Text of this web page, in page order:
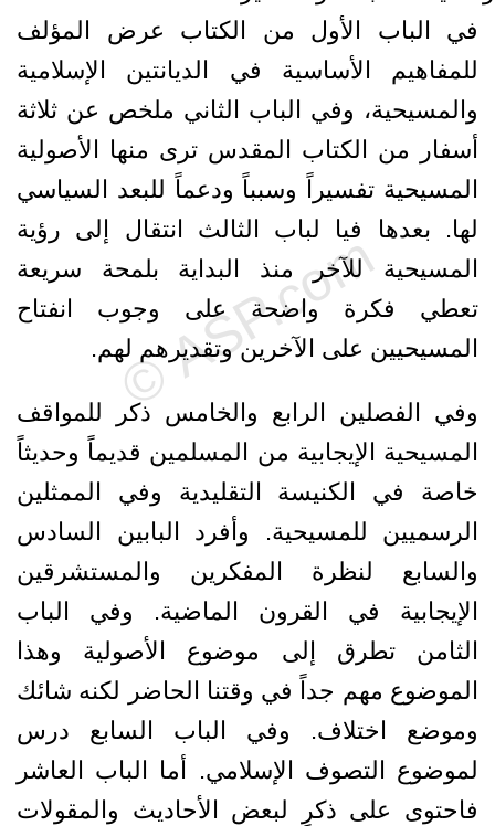
في الباب الأول من الكتاب عرض المؤلف
للمفاهيم الأساسية في الديانتين الإسلامية
والمسيحية، وفي الباب الثاني ملخص عن ثلاثة
أسفار من الكتاب المقدس ترى منها الأصولية
المسيحية تفسيراً وسبباً ودعماً للبعد السياسي
لها. بعدها فيا لباب الثالث انتقال إلى رؤية
المسيحية للآخر منذ البداية بلمحة سريعة
تعطي فكرة واضحة على وجوب انفتاح
المسيحيين على الآخرين وتقديرهم لهم.
وفي الفصلين الرابع والخامس ذكر للمواقف
المسيحية الإيجابية من المسلمين قديماً وحديثاً
خاصة في الكنيسة التقليدية وفي الممثلين
الرسميين للمسيحية. وأفرد البابين السادس
والسابع لنظرة المفكرين والمستشرقين
الإيجابية في القرون الماضية. وفي الباب
الثامن تطرق إلى موضوع الأصولية وهذا
الموضوع مهم جداً في وقتنا الحاضر لكنه شائك
وموضع اختلاف. وفي الباب السابع درس
لموضوع التصوف الإسلامي. أما الباب العاشر
فاحتوى على ذكرٍ لبعض الأحاديث والمقولات